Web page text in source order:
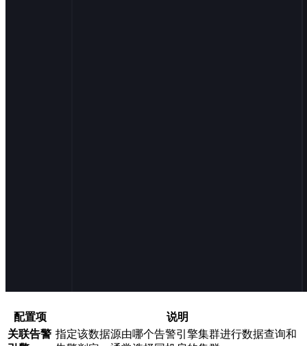
配置项
说明
关联告警 指定该数据源由哪个告警引擎集群进行数据查询和